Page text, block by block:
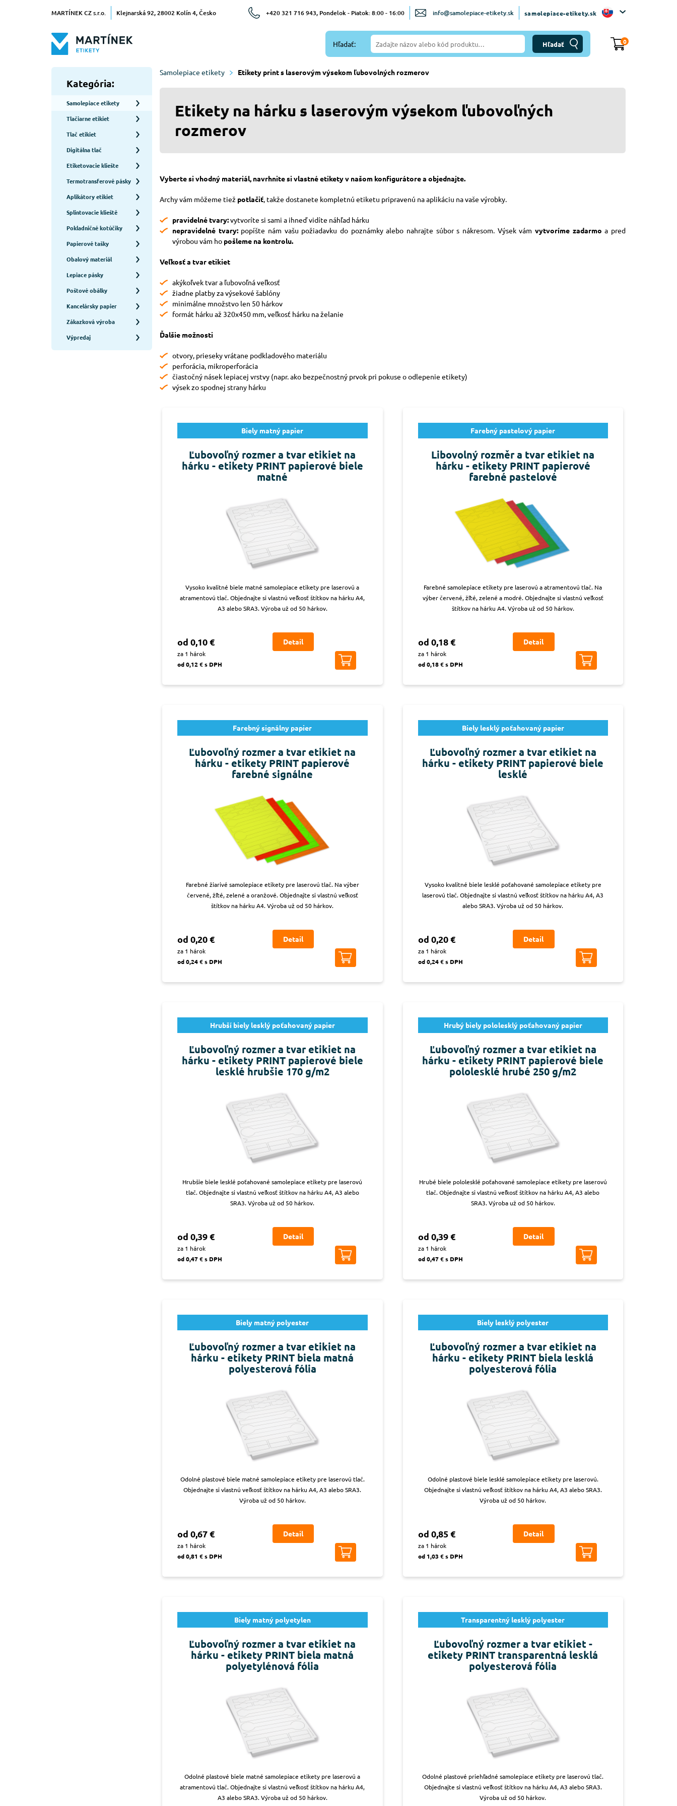
MARTÍNEK CZ s.r.o. Klejnarská 92, 28002 Kolín 4, Česko +420 321 716 943, Pondelok - Piatok: 8:00 - 16:00 info@samolepiace-etikety.sk samolepiace-etikety.sk
Hľadať: 0
Kategória:
Samolepiace etikety
Tlačiarne etikiet
Tlač etikiet
Digitálna tlač
Etiketovacie kliešte
Termotransferové pásky
Aplikátory etikiet
Splintovacie klieště
Pokladničné kotúčiky
Papierové tašky
Obalový materiál
Lepiace pásky
Poštové obálky
Kancelársky papier
Zákazková výroba
Výpredaj
Samolepiace etikety Etikety print s laserovým výsekom ľubovolných rozmerov
Etikety na hárku s laserovým výsekom ľubovoľných
rozmerov
Vyberte si vhodný materiál, navrhnite si vlastné etikety v našom konfigurátore a objednajte.
Archy vám môžeme tiež potlačiť , takže dostanete kompletnú etiketu pripravenú na aplikáciu na vaše výrobky.
pravidelné tvary:vytvoríte si sami a ihneď vidíte náhľad hárku
nepravidelné tvary:popíšte nám vašu požiadavku do poznámky alebo nahrajte súbor s nákresom. Výsek vámvytvoríme zadarmo a pred
výrobou vám ho pošleme na kontrolu.
Veľkosť a tvar etikiet
akýkoľvek tvar a ľubovoľná veľkosť
žiadne platby za výsekové šablóny
minimálne množstvo len 50 hárkov
formát hárku až 320x450 mm, veľkosť hárku na želanie
Ďalšie možnosti
otvory, prieseky vrátane podkladového materiálu
perforácia, mikroperforácia
čiastočný násek lepiacej vrstvy (napr. ako bezpečnostný prvok pri pokuse o odlepenie etikety)
výsek zo spodnej strany hárku
Biely matný papier
Ľubovoľný rozmer a tvar etikiet na
hárku - etikety PRINT papierové biele
matné
Vysoko kvalitné biele matné samolepiace etikety pre laserovú a
atramentovú tlač. Objednajte si vlastnú veľkosť štítkov na hárku A4,
A3 alebo SRA3. Výroba už od 50 hárkov.
od 0,10 €
za 1 hárok
od 0,12 € s DPH
Detail
Farebný pastelový papier
Libovolný rozměr a tvar etikiet na
hárku - etikety PRINT papierové
farebné pastelové
Farebné samolepiace etikety pre laserovú a atramentovú tlač. Na
výber červené, žľté, zelené a modré. Objednajte si vlastnú veľkosť
štítkov na hárku A4. Výroba už od 50 hárkov.
od 0,18 €
za 1 hárok
od 0,18 € s DPH
Detail
Farebný signálny papier
Ľubovoľný rozmer a tvar etikiet na
hárku - etikety PRINT papierové
farebné signálne
Farebné žiarivé samolepiace etikety pre laserovú tlač. Na výber
červené, žľté, zelené a oranžové. Objednajte si vlastnú veľkosť
štítkov na hárku A4. Výroba už od 50 hárkov.
od 0,20 €
za 1 hárok
od 0,24 € s DPH
Detail
Biely lesklý poťahovaný papier
Ľubovoľný rozmer a tvar etikiet na
hárku - etikety PRINT papierové biele
lesklé
Vysoko kvalitné biele lesklé poťahované samolepiace etikety pre
laserovú tlač. Objednajte si vlastnú veľkosť štítkov na hárku A4, A3
alebo SRA3. Výroba už od 50 hárkov.
od 0,20 €
za 1 hárok
od 0,24 € s DPH
Detail
Hrubší biely lesklý poťahovaný papier
Ľubovoľný rozmer a tvar etikiet na
hárku - etikety PRINT papierové biele
lesklé hrubšie 170 g/m2
Hrubšie biele lesklé poťahované samolepiace etikety pre laserovú
tlač. Objednajte si vlastnú veľkosť štítkov na hárku A4, A3 alebo
SRA3. Výroba už od 50 hárkov.
od 0,39 €
za 1 hárok
od 0,47 € s DPH
Detail
Hrubý biely pololesklý poťahovaný papier
Ľubovoľný rozmer a tvar etikiet na
hárku - etikety PRINT papierové biele
pololesklé hrubé 250 g/m2
Hrubé biele pololesklé poťahované samolepiace etikety pre laserovú
tlač. Objednajte si vlastnú veľkosť štítkov na hárku A4, A3 alebo
SRA3. Výroba už od 50 hárkov.
od 0,39 €
za 1 hárok
od 0,47 € s DPH
Detail
Biely matný polyester
Ľubovoľný rozmer a tvar etikiet na
hárku - etikety PRINT biela matná
polyesterová fólia
Odolné plastové biele matné samolepiace etikety pre laserovú tlač.
Objednajte si vlastnú veľkosť štítkov na hárku A4, A3 alebo SRA3.
Výroba už od 50 hárkov.
od 0,67 €
za 1 hárok
od 0,81 € s DPH
Detail
Biely lesklý polyester
Ľubovoľný rozmer a tvar etikiet na
hárku - etikety PRINT biela lesklá
polyesterová fólia
Odolné plastové biele lesklé samolepiace etikety pre laserovú.
Objednajte si vlastnú veľkosť štítkov na hárku A4, A3 alebo SRA3.
Výroba už od 50 hárkov.
od 0,85 €
za 1 hárok
od 1,03 € s DPH
Detail
Biely matný polyetylen
Ľubovoľný rozmer a tvar etikiet na
hárku - etikety PRINT biela matná
polyetylénová fólia
Odolné plastové biele matné samolepiace etikety pre laserovú a
atramentovú tlač. Objednajte si vlastnú veľkosť štítkov na hárku A4,
A3 alebo SRA3. Výroba už od 50 hárkov.
Transparentný lesklý polyester
Ľubovoľný rozmer a tvar etikiet -
etikety PRINT transparentná lesklá
polyesterová fólia
Odolné plastové priehľadné samolepiace etikety pre laserovú tlač.
Objednajte si vlastnú veľkosť štítkov na hárku A4, A3 alebo SRA3.
Výroba už od 50 hárkov.